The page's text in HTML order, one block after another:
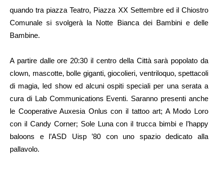
quando tra piazza Teatro, Piazza XX Settembre ed il Chiostro
Comunale si svolgerà la Notte Bianca dei Bambini e delle
Bambine.
A partire dalle ore 20:30 il centro della Città sarà popolato da
clown, mascotte, bolle giganti, giocolieri, ventriloquo, spettacoli
di magia, led show ed alcuni ospiti speciali per una serata a
cura di Lab Communications Eventi. Saranno presenti anche
le Cooperative Auxesia Onlus con il tattoo art; A Modo Loro
con il Candy Corner; Sole Luna con il trucca bimbi e l’happy
baloons e l’ASD Uisp ’80 con uno spazio dedicato alla
pallavolo.